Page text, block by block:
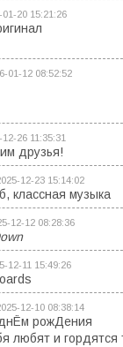
01-20 15:21:26
01-12 08:52:52
12-26 11:35:31
друзья!
12-23 15:14:02
классная музыка
12-12 08:28:36
12-11 15:49:26
12-10 08:38:14
рожДения
любят и гордятся